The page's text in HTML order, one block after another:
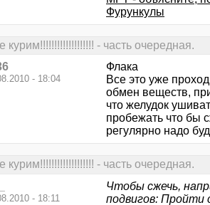
Фурункулы
курим!!!!!!!!!!!!!!!!!!! - часть очередная.
- 18:04
Флака
Все это уже
обмен веществ,
что желудок
пробежать что бы
регулярно надо
курим!!!!!!!!!!!!!!!!!!! - часть очередная.
- 18:11
Чтобы сжечь,
подвигов: Пройти